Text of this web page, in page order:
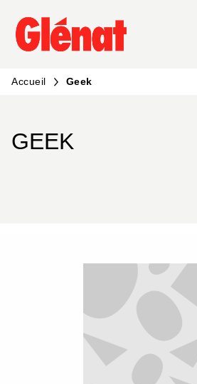
MENU RECHERCHE
PIED DE PAGE
Accueil Geek
GEEK